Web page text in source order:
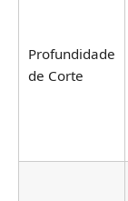
Profundidade
de Corte